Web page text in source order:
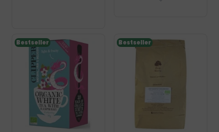
Bestseller Bestseller